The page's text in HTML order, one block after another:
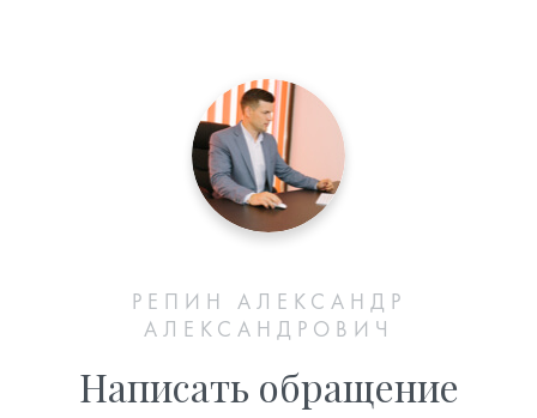
РЕПИН АЛЕКСАНДР
АЛЕКСАНДРОВИЧ
Написать обращение